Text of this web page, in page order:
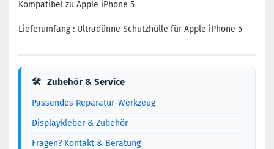
Kompatibel zu Apple iPhone 5
Lieferumfang : Ultradünne Schutzhülle für Apple iPhone 5
🛠 Zubehör & Service
Passendes Reparatur-Werkzeug
Displaykleber & Zubehör
Fragen? Kontakt & Beratung